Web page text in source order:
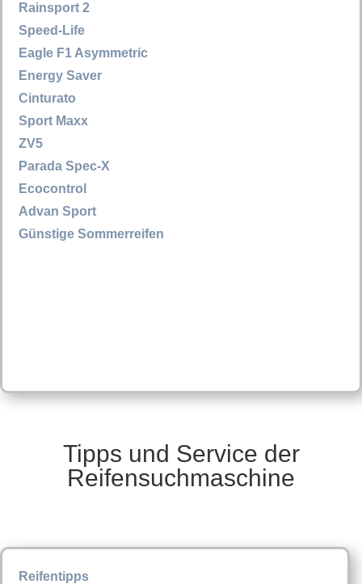
Rainsport 2
Speed-Life
Eagle F1 Asymmetric
Energy Saver
Cinturato
Sport Maxx
ZV5
Parada Spec-X
Ecocontrol
Advan Sport
Günstige Sommerreifen
Tipps und Service der
Reifensuchmaschine
Reifentipps